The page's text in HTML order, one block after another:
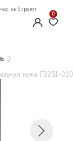
кожа FB251-010
выбирают
0
каблука
без каблука
010